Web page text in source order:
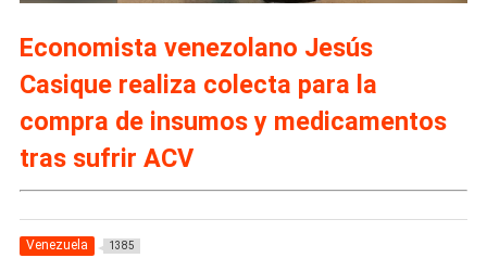
Economista venezolano Jesús
Casique realiza colecta para la
compra de insumos y medicamentos
tras sufrir ACV
Venezuela 1385